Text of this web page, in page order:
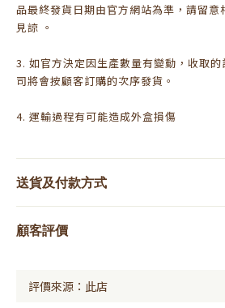
品最終發貨日期由官方網站為準，請留
見諒 。
3. 如官方決定因生產數量有變動，收取
司將會按顧客訂購的次序發貨。
4. 運輸過程有可能造成外盒損傷
送貨及付款方式
顧客評價